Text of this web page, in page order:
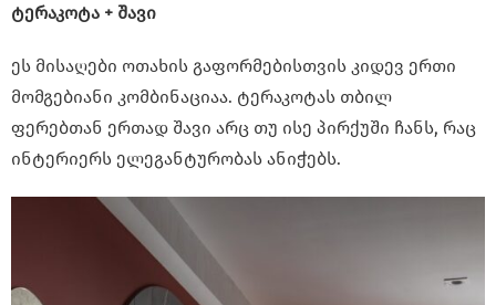
ტერაკოტა + შავი
ეს მისაღები ოთახის გაფორმებისთვის კიდევ ერთი
მომგებიანი კომბინაციაა. ტერაკოტას თბილ
ფერებთან ერთად შავი არც თუ ისე პირქუში ჩანს, რაც
ინტერიერს ელეგანტურობას ანიჭებს.